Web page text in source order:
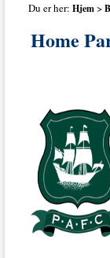
Du er her: Hjem>
Home